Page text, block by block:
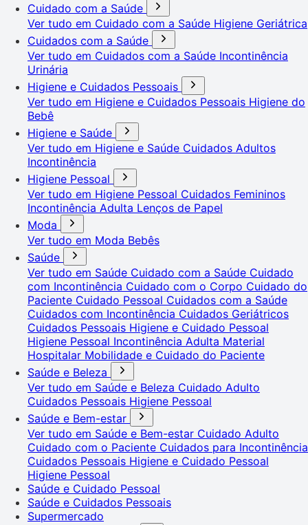
Cuidado com a Saúde
Ver tudo em Cuidado com a Saúde Higiene Geriátrica
Cuidados com a Saúde
Ver tudo em Cuidados com a Saúde Incontinência
Urinária
Higiene e Cuidados Pessoais
Ver tudo em Higiene e Cuidados Pessoais Higiene do
Bebê
Higiene e Saúde
Ver tudo em Higiene e Saúde Cuidados Adultos
Incontinência
Higiene Pessoal
Ver tudo em Higiene Pessoal Cuidados Femininos
Incontinência Adulta Lenços de Papel
Moda
Ver tudo em Moda Bebês
Saúde
Ver tudo em Saúde Cuidado com a Saúde Cuidado
com Incontinência Cuidado com o Corpo Cuidado do
Paciente Cuidado Pessoal Cuidados com a Saúde
Cuidados com Incontinência Cuidados Geriátricos
Cuidados Pessoais Higiene e Cuidado Pessoal
Higiene Pessoal Incontinência Adulta Material
Hospitalar Mobilidade e Cuidado do Paciente
Saúde e Beleza
Ver tudo em Saúde e Beleza Cuidado Adulto
Cuidados Pessoais Higiene Pessoal
Saúde e Bem-estar
Ver tudo em Saúde e Bem-estar Cuidado Adulto
Cuidado com o Paciente Cuidados para Incontinência
Cuidados Pessoais Higiene e Cuidado Pessoal
Higiene Pessoal
Saúde e Cuidado Pessoal
Saúde e Cuidados Pessoais
Supermercado